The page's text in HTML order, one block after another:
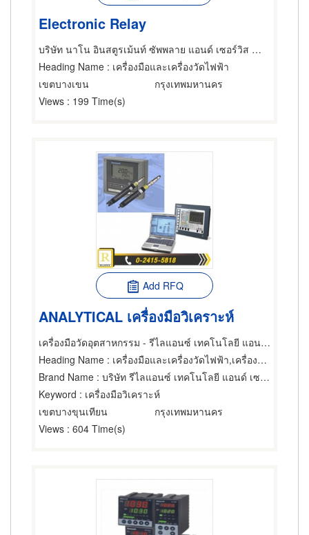
Electronic Relay
บริษัท นาโน อินสตูรเม้นท์ ซัพพลาย แอนด์ เซอร์วิส จำกัด
Heading Name : เครื่องมือและเครื่องวัดไฟฟ้า
เขตบางเขน
กรุงเทพมหานคร
Views : 199 Time(s)
Add RFQ
ANALYTICAL เครื่องมือวิเคราะห์
เครื่องมือวัดอุตสาหกรรม - รีไลแอนซ์ เทคโนโลยี แอนด์ เซอร์วิส
Heading Name : เครื่องมือและเครื่องวัดไฟฟ้า,เครื่องควบคุมแรงดันและระบบจ่ายกระแสไฟฟ้าต่อเนื่อง,ผู้ขายเครื่องมือและอุปกรณ์อิเล็กทรอนิกส์
Brand Name : บริษัท รีไลแอนซ์ เทคโนโลยี แอนด์ เซอร์วิส จำกัด
Keyword : เครื่องมือวิเคราะห์
เขตบางขุนเทียน
กรุงเทพมหานคร
Views : 604 Time(s)